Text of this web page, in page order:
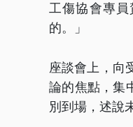
工傷協會專
的。」
座談會上，向
論的焦點，集
別到場，述說